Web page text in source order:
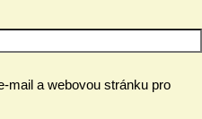
mail a webovou stránku pro